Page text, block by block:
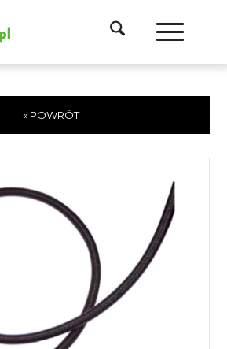
« POWRÓT